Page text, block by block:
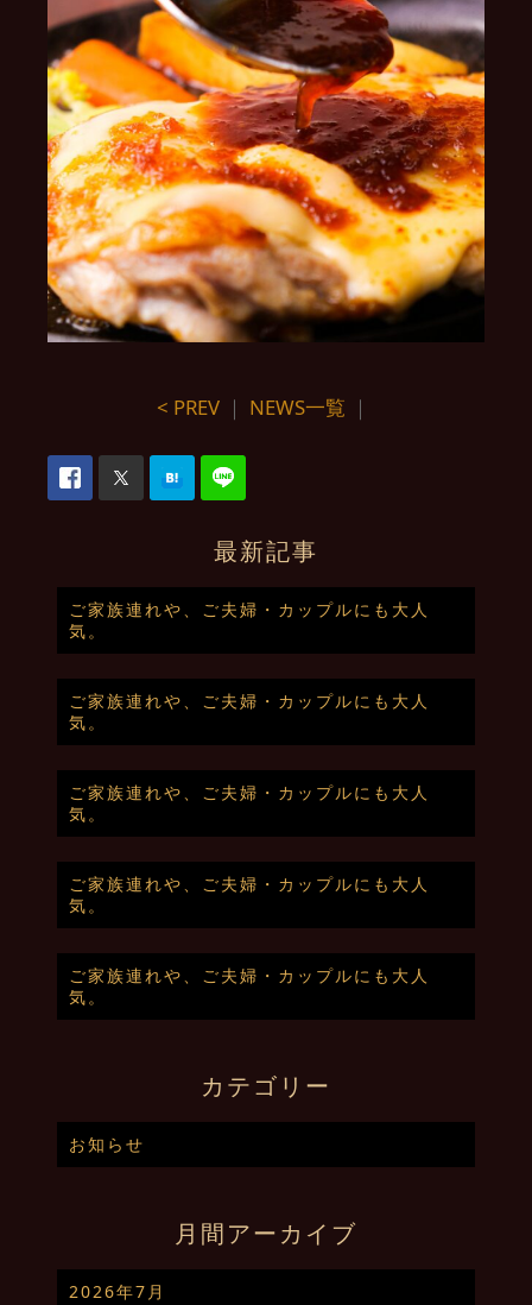
< PREV ｜ NEWS一覧 ｜
最新記事
ご家族連れや、ご夫婦・カップルにも大人
気。
ご家族連れや、ご夫婦・カップルにも大人
気。
ご家族連れや、ご夫婦・カップルにも大人
気。
ご家族連れや、ご夫婦・カップルにも大人
気。
ご家族連れや、ご夫婦・カップルにも大人
気。
カテゴリー
お知らせ
月間アーカイブ
2026年7月